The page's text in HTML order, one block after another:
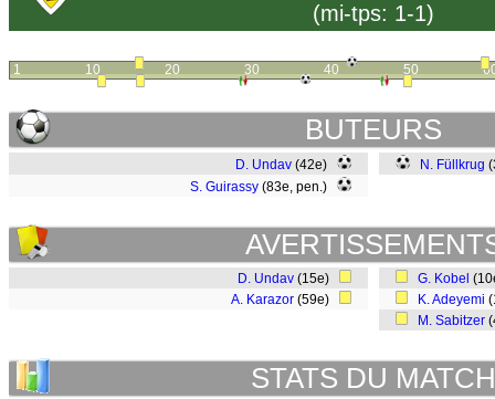
(mi-tps: 1-1)
1 10 20 30 40 50
BUTEURS
D. Undav (42e)
S. Guirassy (83e, pen.)
N. Füllkrug
D. Undav (15e)
A. Karazor (59e)
G. Kobel
K. Adeyemi
M. Sabitzer
STATS DU MATCH